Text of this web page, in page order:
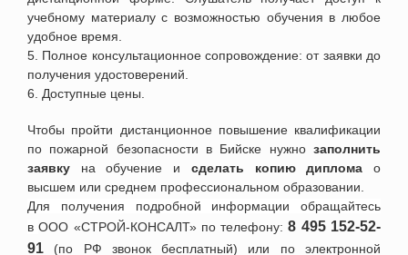
учебному материалу с возможностью обучения в любое
удобное время.
5. Полное консультационное сопровождение: от заявки до
получения удостоверений.
6. Доступные цены.
Чтобы пройти дистанционное повышение квалификации
по пожарной безопасности в Бийске нужнозаполнить
заявку на обучение и сделать копию диплома о
высшем или среднем профессиональном образовании.
Для получения подробной информации обращайтесь
вООО «СТРОЙ-КОНСАЛТ» по телефону:8 495 152-52-
91 (по РФ звонок бесплатный) или по электронной